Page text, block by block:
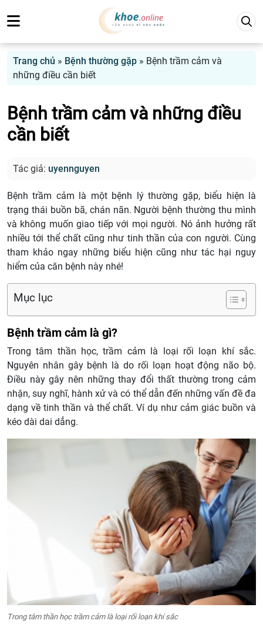
Trang chủ » Bệnh thường gặp » Bệnh trầm cảm và
những điều cần biết
Bệnh trầm cảm và những điều
cần biết
Tác giả: uyennguyen
Bệnh trầm cảm là một bệnh lý thường gặp, biểu hiện là
trạng thái buồn bã, chán nãn. Người bệnh thường thu mình
và không muốn giao tiếp với mọi người. Nó ảnh hưởng rất
nhiều tới thể chất cũng như tinh thần của con người. Cùng
tham khảo ngay những biểu hiện cũng như tác hại nguy
hiểm của căn bệnh này nhé!
Mục lục
Bệnh trầm cảm là gì?
Trong tâm thần học, trầm cảm là loại rối loạn khí sắc.
Nguyên nhân gây bệnh là do rối loạn hoạt động não bộ.
Điều này gây nên những thay đổi thất thường trong cảm
nhận, suy nghĩ, hành xử và có thể dẫn đến những vấn đề đa
dạng về tinh thần và thể chất. Ví dụ như cảm giác buồn và
kéo dài dai dẳng.
Trong tâm thần học trầm cảm là loại rối loạn khí sắc